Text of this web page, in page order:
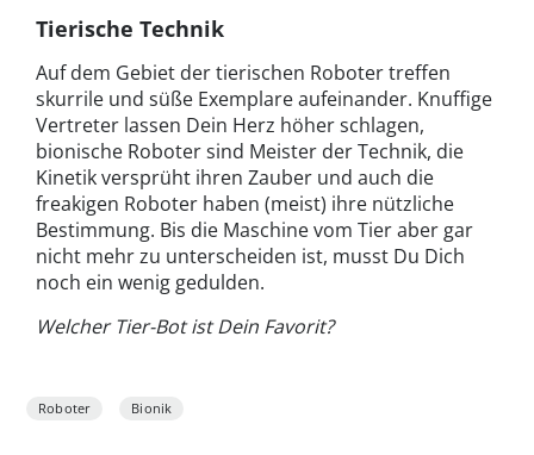
Tierische Technik
Auf dem Gebiet der tierischen Roboter treffen
skurrile und süße Exemplare aufeinander. Knuffige
Vertreter lassen Dein Herz höher schlagen,
bionische Roboter sind Meister der Technik, die
Kinetik versprüht ihren Zauber und auch die
freakigen Roboter haben (meist) ihre nützliche
Bestimmung. Bis die Maschine vom Tier aber gar
nicht mehr zu unterscheiden ist, musst Du Dich
noch ein wenig gedulden.
Welcher Tier-Bot ist Dein Favorit?
Roboter Bionik